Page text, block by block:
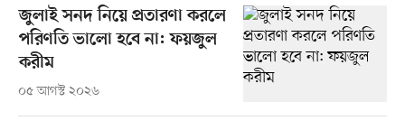
জুলাই সনদ নিয়ে প্রতারণা করলে
পরিণতি ভালো হবে না: ফয়জুল
করীম
০৫ আগস্ট ২০২৬